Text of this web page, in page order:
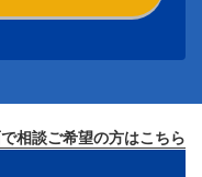
相談ご希望の方はこちら